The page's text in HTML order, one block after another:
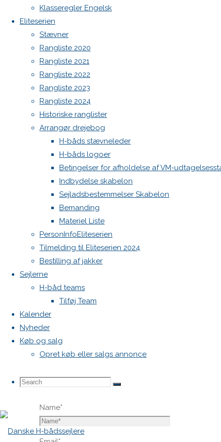
Klasseregler Engelsk
Eliteserien
Stævner
Rangliste 2020
Rangliste 2021
Rangliste 2022
Rangliste 2023
Rangliste 2024
Historiske ranglister
Arrangør drejebog
H-båds stævneleder
H-båds logoer
Betingelser for afholdelse af VM-
Indbydelse skabelon
Sejladsbestemmelser Skabelon
Bemanding
Materiel Liste
PersonInfoEliteserien
Tilmelding til Eliteserien 2024
Bestilling af jakker
Sejlerne
H-båd teams
Tilføj Team
Kalender
Nyheder
Køb og salg
Opret køb eller salgs annonce
Search
Search
Search
Previous
image
Next
image
Skriv
et
svar
Din e-
mailadresse
vil ikke
blive
publiceret.
Krævede
felter er
markeret
med
*
Comment
Name*
WordPress.org